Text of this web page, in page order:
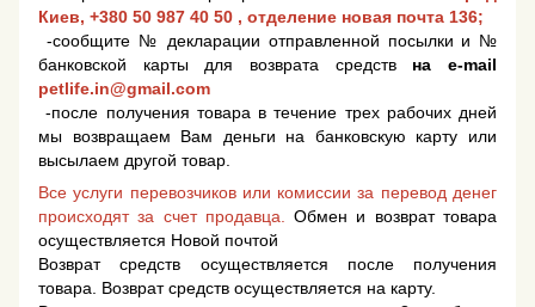
Киев, +380 50 987 40 50 , отделение новая почта 136;
-сообщите № декларации отправленной посылки и №
банковской карты для возврата средств на e-mail
petlife.in@gmail.com
-после получения товара в течение трех рабочих дней
мы возвращаем Вам деньги на банковскую карту или
высылаем другой товар.
Все услуги перевозчиков или комиссии за перевод денег
происходят за счет продавца.Обмен и возврат товара
осуществляется Новой почтой
Возврат средств осуществляется после получения
товара. Возврат средств осуществляется на карту.